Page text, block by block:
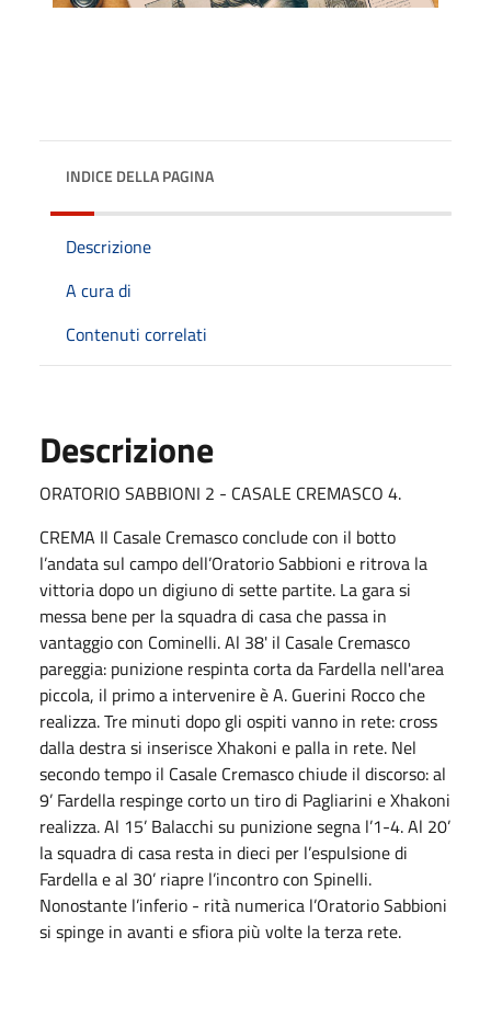
INDICE DELLA PAGINA
Descrizione
A cura di
Contenuti correlati
Descrizione
ORATORIO SABBIONI 2 - CASALE CREMASCO 4.
CREMA Il Casale Cremasco conclude con il botto
l’andata sul campo dell’Oratorio Sabbioni e ritrova la
vittoria dopo un digiuno di sette partite. La gara si
messa bene per la squadra di casa che passa in
vantaggio con Cominelli. Al 38' il Casale Cremasco
pareggia: punizione respinta corta da Fardella nell'area
piccola, il primo a intervenire è A. Guerini Rocco che
realizza. Tre minuti dopo gli ospiti vanno in rete: cross
dalla destra si inserisce Xhakoni e palla in rete. Nel
secondo tempo il Casale Cremasco chiude il discorso: al
9’ Fardella respinge corto un tiro di Pagliarini e Xhakoni
realizza. Al 15’ Balacchi su punizione segna l’1-4. Al 20’
la squadra di casa resta in dieci per l’espulsione di
Fardella e al 30’ riapre l’incontro con Spinelli.
Nonostante l’inferio - rità numerica l’Oratorio Sabbioni
si spinge in avanti e sfiora più volte la terza rete.